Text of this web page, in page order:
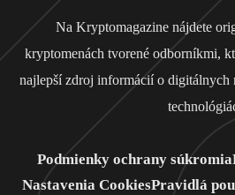
Na Kryptomagazine nájdete
kryptomenách tvorené odborníkmi,
najlepší zdroj informácií o digitálnych
Podmienky ochrany súkromia
Nastavenia CookiesPravidlá